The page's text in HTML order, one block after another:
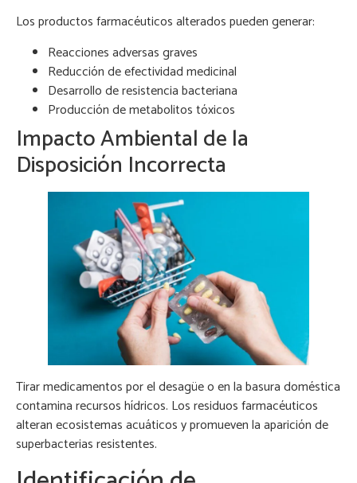
Los productos farmacéuticos alterados pueden generar:
Reacciones adversas graves
Reducción de efectividad medicinal
Desarrollo de resistencia bacteriana
Producción de metabolitos tóxicos
Impacto Ambiental de la
Disposición Incorrecta
Tirar medicamentos por el desagüe o en la basura doméstica
contamina recursos hídricos. Los residuos farmacéuticos
alteran ecosistemas acuáticos y promueven la aparición de
superbacterias resistentes.